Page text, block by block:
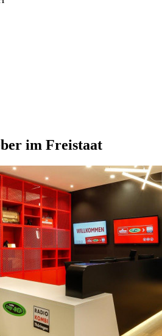
im Freistaat